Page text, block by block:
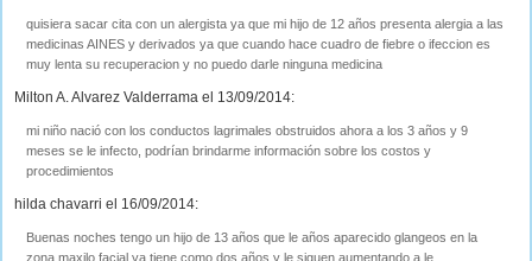
quisiera sacar cita con un alergista ya que mi hijo de 12 años presenta alergia a las
medicinas AINES y derivados ya que cuando hace cuadro de fiebre o ifeccion es
muy lenta su recuperacion y no puedo darle ninguna medicina
Milton A. Alvarez Valderrama el 13/09/2014:
mi niño nació con los conductos lagrimales obstruidos ahora a los 3 años y 9
meses se le infecto, podrían brindarme información sobre los costos y
procedimientos
hilda chavarri el 16/09/2014:
Buenas noches tengo un hijo de 13 años que le años aparecido glangeos en la
zona maxilo facial ya tiene como dos años y le siguen aumentando a le